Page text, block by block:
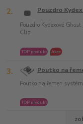
2. Pouzdro
Pouzdro Kydexové
Clip
TOP produkt Akce
3. Poutko na
Poutko na řemen
TOP produkt